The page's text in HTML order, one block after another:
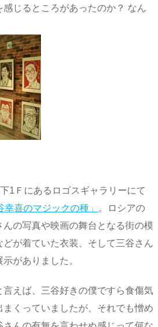
じるところがあったのか？ なん
1Ｆにあるロゴスギャラリーにて
幸喜のマジックの種」
。ロシアの
の写真や映画の舞台となる街の模
が着ていた衣装、そして三谷さん
がありました。
言えば、三谷好きの僕ですら食傷気
まくっていましたが、それでも憎め